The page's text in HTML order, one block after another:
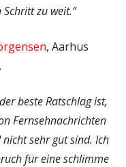
zu weit.“
, Aarhus
beste Ratschlag ist,
Fernsehnachrichten
sehr gut sind. Ich
für eine schlimme